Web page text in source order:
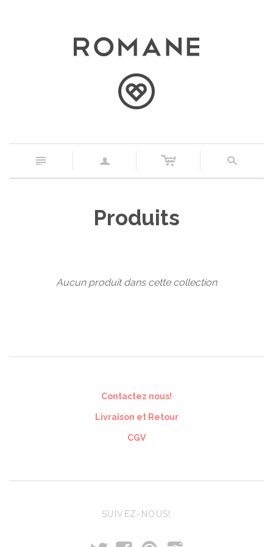
n a c s
Produits
Aucun produit dans cette collection
Contactez nous!
Livraison et Retour
CGV
SUIVEZ-NOUS!